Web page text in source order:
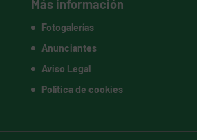
Más información
Fotogalerías
Anunciantes
Aviso Legal
Política de cookies